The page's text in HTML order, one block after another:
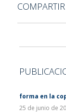
COMPARTIR
forma en la
25 de junio de